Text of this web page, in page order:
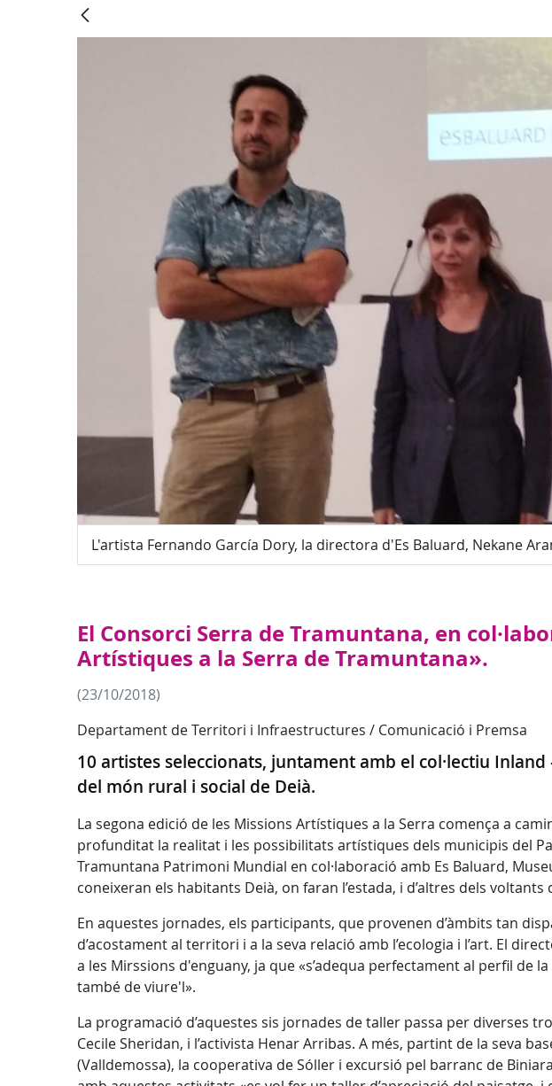
L'artista Fernando García Dory, la directora d'Es Baluard, Nekane
El Consorci Serra de Tramuntana, en
Artístiques a la Serra de Tramuntana».
(23/10/2018)
Departament de Territori i Infraestructures / Comunicació i Premsa
10 artistes seleccionats, juntament amb el col·lectiu
del món rural i social de Deià.
La segona edició de les Missions Artístiques a la Serra comença a
profunditat la realitat i les possibilitats artístiques dels municipis del
Tramuntana Patrimoni Mundial en col·laboració amb Es Baluard,
coneixeran els habitants Deià, on faran l’estada, i d’altres dels
En aquestes jornades, els participants, que provenen d’àmbits tan
d’acostament al territori i a la seva relació amb l’ecologia i l’art. El
a les Mirssions d'enguany, ja que «s’adequa perfectament al perfil
també de viure'l».
La programació d’aquestes sis jornades de taller passa per diverses
Cecile Sheridan, i l’activista Henar Arribas. A més, partint de la seva
(Valldemossa), la cooperativa de Sóller i excursió pel barranc de